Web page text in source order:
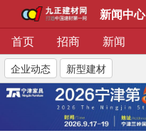
新闻中心
首页
招商 新闻
企业动态 新型建材